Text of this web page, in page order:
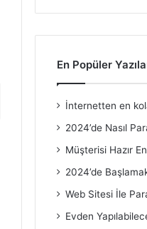
En Popüler
İnternetten en
2024’de Nasıl
Müşterisi Hazır
2024’de
Web Sitesi İle
Evden